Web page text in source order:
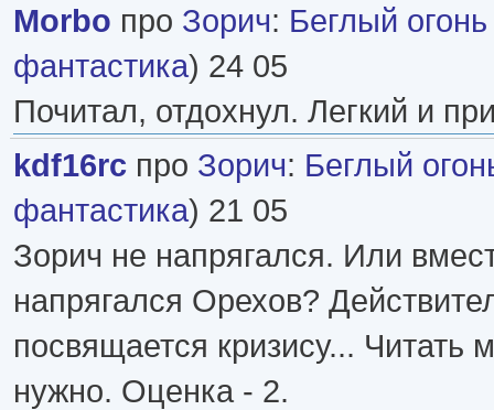
Morbo про Зорич: Беглый огонь
фантастика) 24 05
Почитал, отдохнул. Легкий и
kdf16rc про Зорич: Беглый
фантастика) 21 05
Зорич не напрягался. Или
напрягался Орехов?
посвящается кризису... Читать
нужно. Оценка - 2.